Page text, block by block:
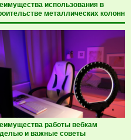
использования в
металлических колонн
работы вебкам
и важные советы